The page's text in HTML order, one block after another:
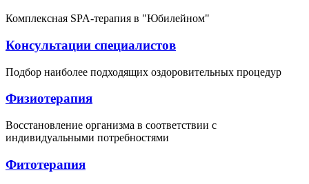
Комплексная SPA-терапия в "Юбилейном"
Консультации специалистов
Подбор наиболее подходящих оздоровительных процедур
Физиотерапия
Восстановление организма в соответствии с
индивидуальными потребностями
Фитотерапия